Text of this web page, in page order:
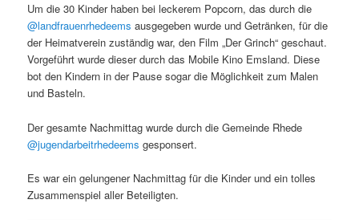
Um die 30 Kinder haben bei leckerem Popcorn, das durch die
@landfrauenrhedeems ausgegeben wurde und Getränken, für die
der Heimatverein zuständig war, den Film „Der Grinch“ geschaut.
Vorgeführt wurde dieser durch das Mobile Kino Emsland. Diese
bot den Kindern in der Pause sogar die Möglichkeit zum Malen
und Basteln.
Dergesamte Nachmittag wurde durch die Gemeinde Rhede
@jugendarbeitrhedeems gesponsert.
Es war ein gelungener Nachmittag für die Kinder und ein tolles
Zusammenspiel aller Beteiligten.